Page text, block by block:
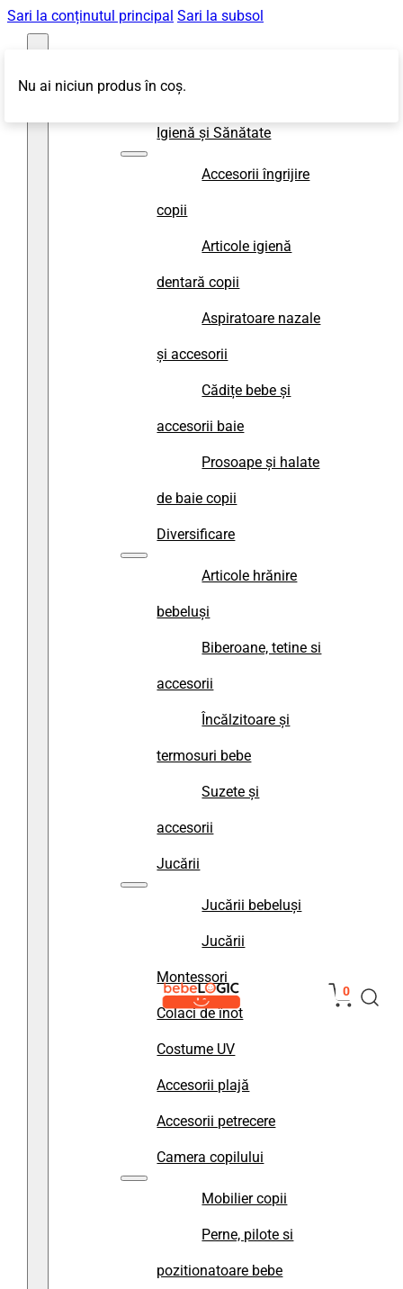
Sari la conținutul principal Sari la subsol
Igienă și Sănătate
Accesorii îngrijire
copii
Articole igienă
dentară copii
Aspiratoare nazale
și accesorii
Cădițe bebe și
accesorii baie
Prosoape și halate
de baie copii
Diversificare
Articole hrănire
bebeluși
Biberoane, tetine si
accesorii
Încălzitoare și
termosuri bebe
Suzete și
accesorii
Jucării
Jucării bebeluși
Jucării
Montessori
Colaci de înot
Costume UV
Accesorii plajă
Accesorii petrecere
Camera copilului
Mobilier copii
Perne, pilote si
pozitionatoare bebe
0
Nu ai niciun produs în coș.